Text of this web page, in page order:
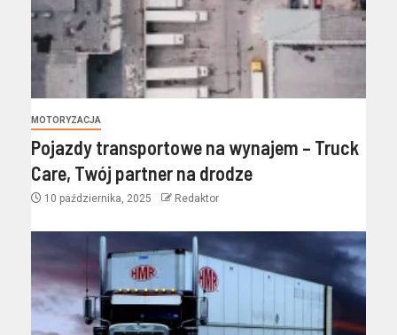
MOTORYZACJA
Pojazdy transportowe na wynajem – Truck
Care, Twój partner na drodze
10 października, 2025 Redaktor